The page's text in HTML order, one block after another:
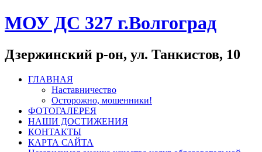
МОУ ДС 327 г.Волгоград
Дзержинский р-он, ул. Танкистов, 10
ГЛАВНАЯ
Наставничество
Осторожно, мошенники!
ФОТОГАЛЕРЕЯ
НАШИ ДОСТИЖЕНИЯ
КОНТАКТЫ
КАРТА САЙТА